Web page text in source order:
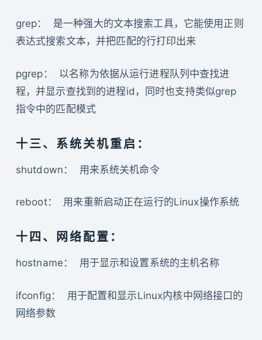
grep： 是一种强大的文本搜索工具，它能使用正则
表达式搜索文本，并把匹配的行打印出来
pgrep： 以名称为依据从运行进程队列中查找进
程，并显示查找到的进程id，同时也支持类似grep
指令中的匹配模式
十三、系统关机重启：
shutdown： 用来系统关机命令
reboot： 用来重新启动正在运行的Linux操作系统
十四、网络配置：
hostname： 用于显示和设置系统的主机名称
ifconfig： 用于配置和显示Linux内核中网络接口的
网络参数